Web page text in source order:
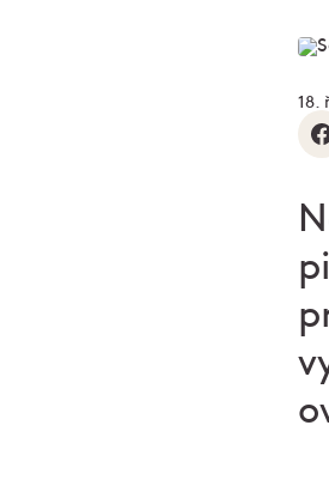
18.